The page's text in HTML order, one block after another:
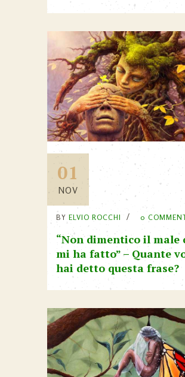
01
NOV
BY ELVIO ROCCHI 0
“Non dimentico il male
mi ha fatto” – Quante
hai detto questa frase?